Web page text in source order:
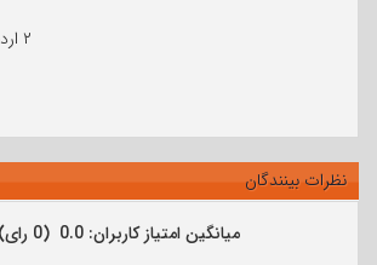
۲ اردیبهشت ۱۴۰۳
نظرات بینندگان
میانگین امتیاز کاربران: 0.0 (0 رای)